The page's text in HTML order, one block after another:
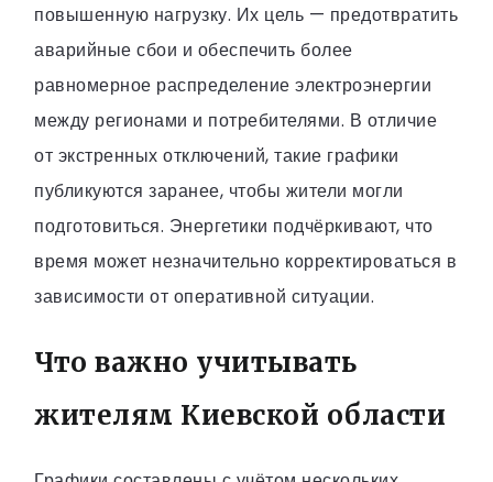
повышенную нагрузку. Их цель — предотвратить
аварийные сбои и обеспечить более
равномерное распределение электроэнергии
между регионами и потребителями. В отличие
от экстренных отключений, такие графики
публикуются заранее, чтобы жители могли
подготовиться. Энергетики подчёркивают, что
время может незначительно корректироваться в
зависимости от оперативной ситуации.
Что важно учитывать
жителям Киевской области